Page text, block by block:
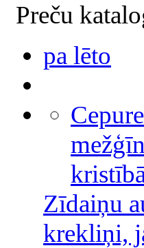
Preču
pa lēto
Zīdaiņu
krekliņi,